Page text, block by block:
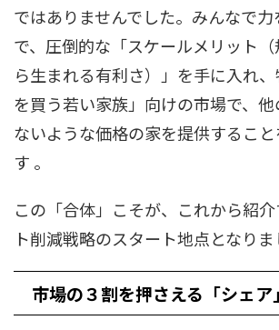
ではありませんでした。みんなで
で、圧倒的な「スケールメリット
ら生まれる有利さ）」を手に入れ
を買う若い家族」向けの市場で、
ないような価格の家を提供するこ
す 。
この「合体」こそが、これから紹
ト削減戦略のスタート地点となりま
市場の３割を押さえる「シェア